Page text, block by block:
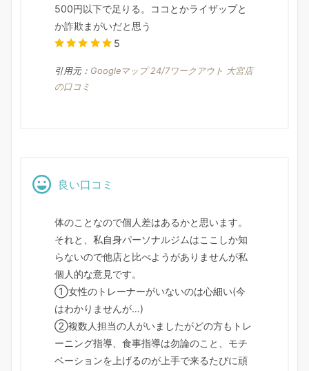
500円以下で足りる。ココとかライザップと
か詐欺まがいだと思う
5
引用元： Googleマップ 24/7ワークアウト 大宮店
の口コミ
良い口コミ
体のことなので個人差はあるかと思います。
それと、私自身パーソナルジムはここしか知
らないので他店と比べようがありませんが私
個人的な意見です。
①女性のトレーナーがいないのは心細い(今
はわかりませんが…)
②複数人担当の人がいましたがどの方もトレ
ーニング指導、食事指導は勿論のこと、モチ
ベーションを上げるのが上手で来るたびに頑